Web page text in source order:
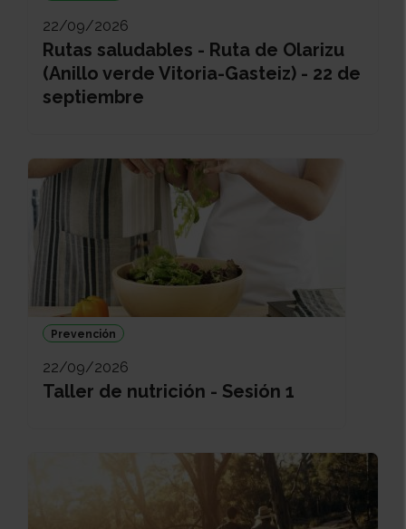
22/09/2026
Rutas saludables - Ruta de Olarizu
(Anillo verde Vitoria-Gasteiz) - 22 de
septiembre
Prevención
22/09/2026
Taller de nutrición - Sesión 1